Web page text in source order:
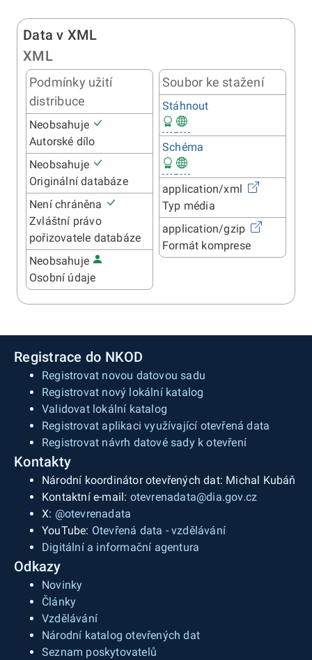
Data v XML
XML
Podmínky užití
distribuce
Neobsahuje
Autorské dílo
Neobsahuje
Originální databáze
Není chráněna
Zvláštní právo
pořizovatele databáze
Neobsahuje
Osobní údaje
Soubor ke stažení
Stáhnout
Schéma
application/xml
Typ média
application/gzip
Formát komprese
Registrace do NKOD
Registrovat novou datovou sadu
Registrovat nový lokální katalog
Validovat lokální katalog
Registrovat aplikaci využívající otevřená data
Registrovat návrh datové sady k otevření
Kontakty
Národní koordinátor otevřených dat: Michal Kubáň
Kontaktní e-mail: otevrenadata@dia.gov.cz
X: @otevrenadata
YouTube: Otevřená data - vzdělávání
Digitální a informační agentura
Odkazy
Novinky
Články
Vzdělávání
Národní katalog otevřených dat
Seznam poskytovatelů